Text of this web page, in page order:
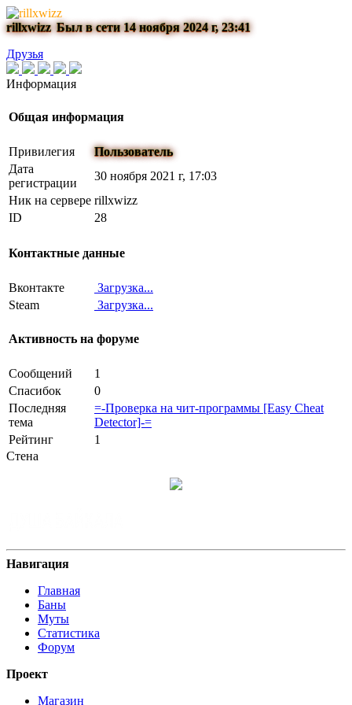
rillxwizzБыл в сети 14 ноября 2024 г, 23:41
Друзья
Информация
Общая информация
Привилегия
Пользователь
Дата
регистрации
30 ноября 2021 г, 17:03
Ник на сервере rillxwizz
ID
28
Контактные данные
Вконтакте
Загрузка...
Steam
Загрузка...
Активность на форуме
Сообщений
1
Спасибок
0
Последняя
тема
=-Проверка на чит-программы [Easy Cheat
Detector]-=
Рейтинг
1
Стена
Навигация
Главная
Баны
Муты
Статистика
Форум
Проект
Магазин